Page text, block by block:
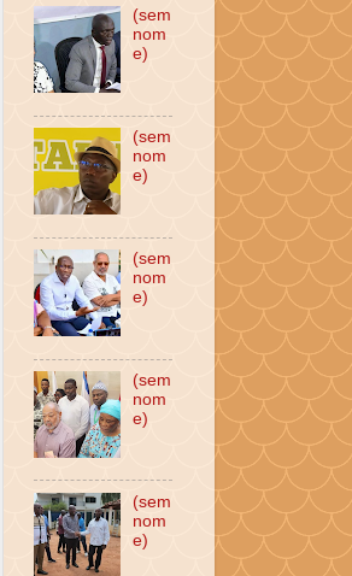
(sem
nom
e)
(sem
nom
e)
(sem
nom
e)
(sem
nom
e)
(sem
nom
e)